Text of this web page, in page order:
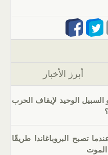
النشطة)
أبرز الأخبار
الوحيد لإيقاف الحرب
تصبح البروباغاندا طريقًا
الموت